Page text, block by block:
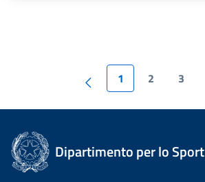
1 2 3
Dipartimento per lo Sport